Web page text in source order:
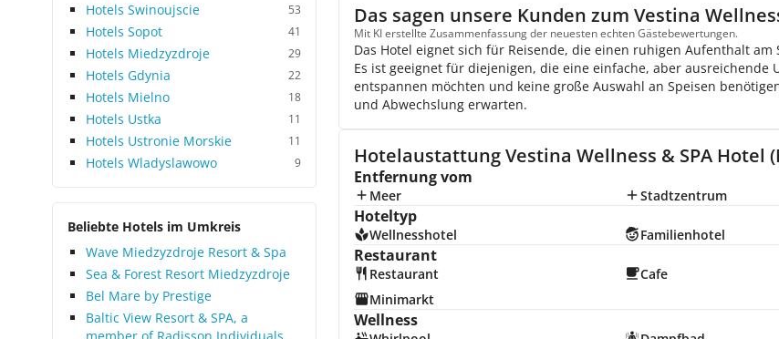
Hotels Swinoujscie 53
Hotels Sopot 41
Hotels Miedzyzdroje 29
Hotels Gdynia 22
Hotels Mielno 18
Hotels Ustka 11
Hotels Ustronie Morskie 11
Hotels Wladyslawowo 9
Beliebte Hotels im Umkreis
Wave Miedzyzdroje Resort & Spa
Sea & Forest Resort Miedzyzdroje
Bel Mare by Prestige
Baltic View Resort & SPA, a
Das sagen unsere Kunden zum Vestina
Mit KI erstellte Zusammenfassung der neuesten echten Gästebewertungen.
Das Hotel eignet sich für Reisende, die einen ruhigen Aufenthalt
Es ist geeignet für diejenigen, die eine einfache, aber
entspannen möchten und keine große Auswahl an Speisen
und Abwechslung erwarten.
Hotelaustattung Vestina Wellness & SPA Hotel
Entfernung vom
Meer Stadtzentrum
Hoteltyp
Wellnesshotel Familienhotel
Restaurant
Restaurant Cafe
Minimarkt
Wellness